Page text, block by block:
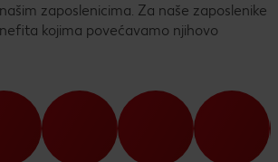
zaposlenicima. Za naše zaposlenike
kojima povećavamo njihovo